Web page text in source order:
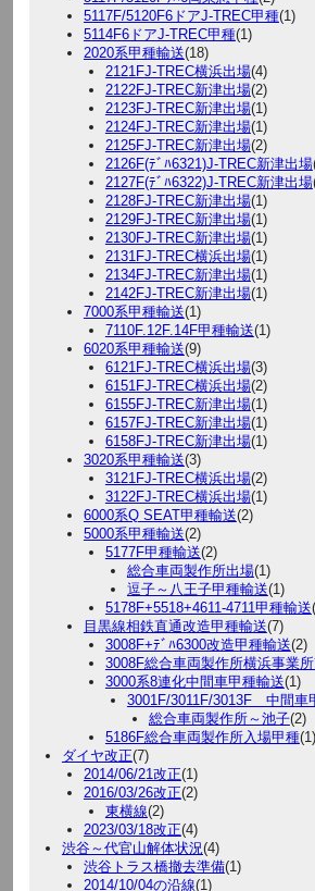
5117F/5120F6ドアJ-TREC甲種(1)
5114F6ドアJ-TREC甲種(1)
2020系甲種輸送(18)
2121FJ-TREC横浜出場(4)
2122FJ-TREC新津出場(2)
2123FJ-TREC新津出場(1)
2124FJ-TREC新津出場(1)
2125FJ-TREC新津出場(2)
2126F(ﾃﾞﾊ6321)J-TREC新津出場
2127F(ﾃﾞﾊ6322)J-TREC新津出場
2128FJ-TREC新津出場(1)
2129FJ-TREC新津出場(1)
2130FJ-TREC新津出場(1)
2131FJ-TREC横浜出場(1)
2134FJ-TREC新津出場(1)
2142FJ-TREC新津出場(1)
7000系甲種輸送(1)
7110F.12F.14F甲種輸送(1)
6020系甲種輸送(9)
6121FJ-TREC横浜出場(3)
6151FJ-TREC横浜出場(2)
6155FJ-TREC新津出場(1)
6157FJ-TREC新津出場(1)
6158FJ-TREC新津出場(1)
3020系甲種輸送(3)
3121FJ-TREC横浜出場(2)
3122FJ-TREC横浜出場(1)
6000系Q SEAT甲種輸送(2)
5000系甲種輸送(2)
5177F甲種輸送(2)
総合車両製作所出場(1)
逗子～八王子甲種輸送(1)
5178F+5518+4611-4711甲種輸送
目黒線相鉄直通改造甲種輸送(7)
3008F+ﾃﾞﾊ6300改造甲種輸送(2)
3008F総合車両製作所横浜事業
3000系8連化中間車甲種輸送(1)
3001F/3011F/3013F 中間車
総合車両製作所～池子(2)
5186F総合車両製作所入場甲種(1)
ダイヤ改正(7)
2014/06/21改正(1)
2016/03/26改正(2)
東横線(2)
2023/03/18改正(4)
渋谷～代官山解体状況(4)
渋谷トラス橋撤去準備(1)
2014/10/04の沿線(1)